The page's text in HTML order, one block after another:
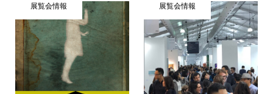
展覧会情報 展覧会情報